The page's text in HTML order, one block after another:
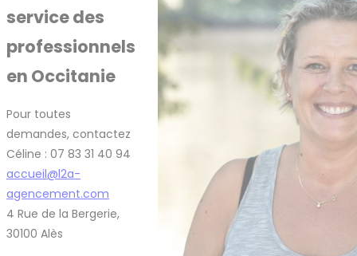
service des
professionnels
en Occitanie
Pour toutes
demandes, contactez
Céline : 07 83 31 40 94
accueil@l2a-
agencement.com
4 Rue de la Bergerie,
30100 Alès